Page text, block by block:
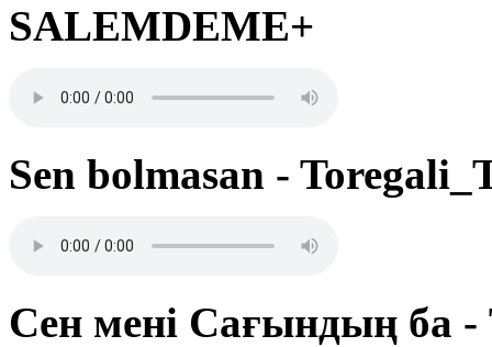
SALEMDEME+
Sen bolmasan -
Сен мені Сағындың ба -